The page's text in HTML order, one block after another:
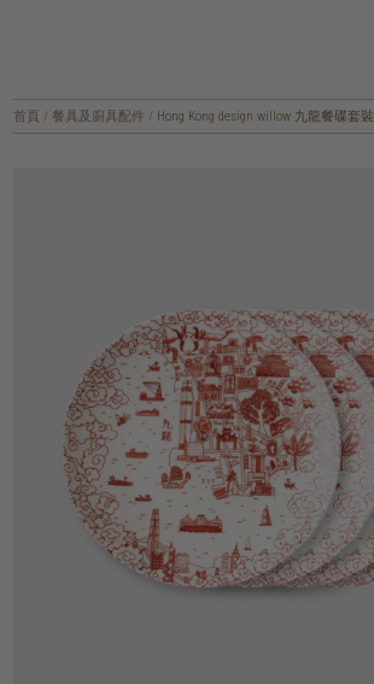
首頁 / 餐具及廚具配件 / Hong Kong design willow 九龍餐碟套裝